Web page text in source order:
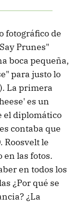
fotográfico de
Prunes"
boca pequeña,
para justo lo
). La primera
es un
el diplomático
contaba que
Roosvelt le
las fotos.
en todos los
¿Por qué se
¿La